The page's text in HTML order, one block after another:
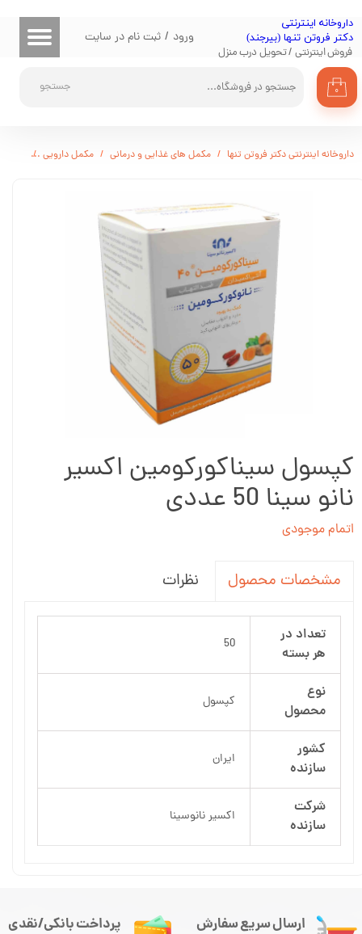
​داروخانه اینترنتی
دکتر فروتن تنها (بیرجند)
فروش اینترنتی / تحویل درب منزل
جستجو ۰
ورود / ثبت نام در سایت
حساب کاربری من
تغییر گذر واژه
سفارشات
خروج از حساب کاربری
داروخانه اینترنتی دکتر فروتن تنها مکمل های غذایی و درمانی مکمل دارویی
کپسول سیناکورکومین اکسیر
نانو سینا 50 عددی
اتمام موجودی
مشخصات محصول نظرات
تعداد در
هر بسته
50
نوع
محصول
کپسول
کشور
سازنده
ایران
شرکت
سازنده
اکسیر نانوسینا
ارسال سریع سفارش پرداخت بانکی/نقدی